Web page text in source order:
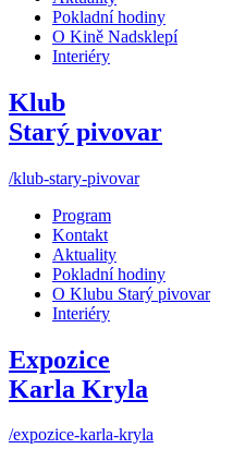
Pokladní hodiny
O Kině Nadsklepí
Interiéry
Klub
Starý pivovar
/klub-stary-pivovar
Program
Kontakt
Aktuality
Pokladní hodiny
O Klubu Starý pivovar
Interiéry
Expozice
Karla Kryla
/expozice-karla-kryla